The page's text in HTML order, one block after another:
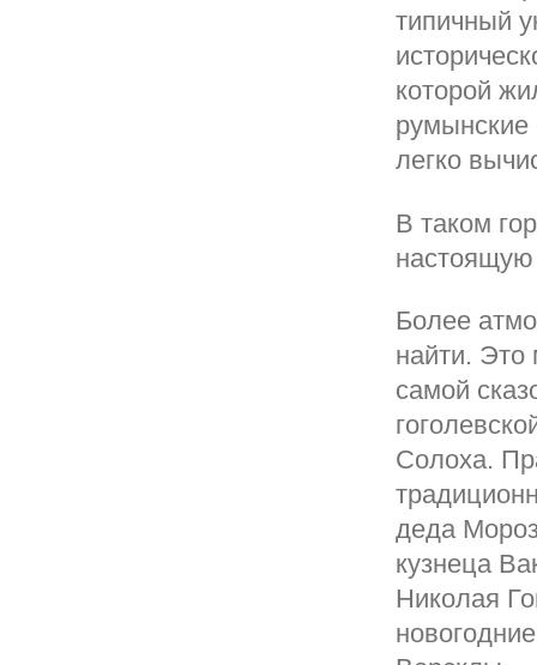
типичный
которой
легко
В таком
настоящую
Более
найти. Это
самой
Солоха.
деда
кузнеца
Николая